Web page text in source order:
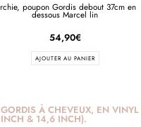
poupon Gordis debout 37cm en
dessous Marcel lin
54,90€
AJOUTER AU PANIER
À CHEVEUX, EN VINYL
& 14,6 INCH).